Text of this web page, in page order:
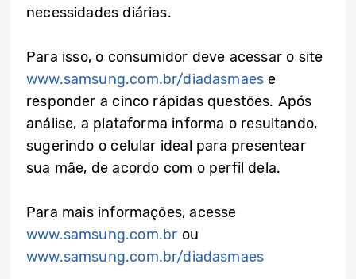
necessidades diárias.
Para isso, o consumidor deve acessar o site
www.samsung.com.br/diadasmaes e
responder a cinco rápidas questões. Após
análise, a plataforma informa o resultando,
sugerindo o celular ideal para presentear
sua mãe, de acordo com o perfil dela.
Para mais informações, acesse
www.samsung.com.br ou
www.samsung.com.br/diadasmaes